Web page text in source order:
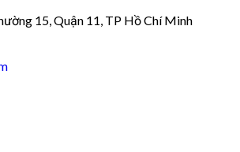
15, Quận 11, TP Hồ Chí Minh